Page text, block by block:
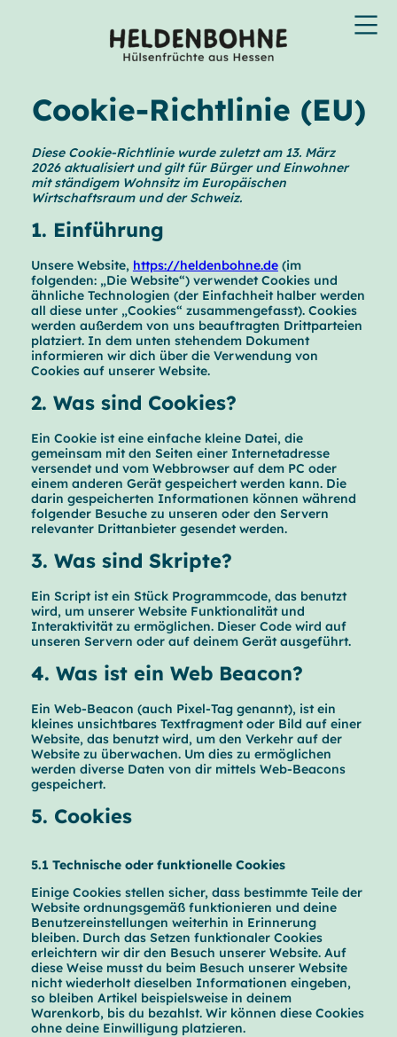
Cookie-Richtlinie (EU)
Diese Cookie-Richtlinie wurde zuletzt am 13. März
2026 aktualisiert und gilt für Bürger und Einwohner
mit ständigem Wohnsitz im Europäischen
Wirtschaftsraum und der Schweiz.
1. Einführung
Unsere Website, https://heldenbohne.de(im
folgenden: „Die Website“) verwendet Cookies und
ähnliche Technologien (der Einfachheit halber werden
all diese unter „Cookies“ zusammengefasst). Cookies
werden außerdem von uns beauftragten Drittparteien
platziert. In dem unten stehendem Dokument
informieren wir dich über die Verwendung von
Cookies auf unserer Website.
2. Was sind Cookies?
Ein Cookie ist eine einfache kleine Datei, die
gemeinsam mit den Seiten einer Internetadresse
versendet und vom Webbrowser auf dem PC oder
einem anderen Gerät gespeichert werden kann. Die
darin gespeicherten Informationen können während
folgender Besuche zu unseren oder den Servern
relevanter Drittanbieter gesendet werden.
3. Was sind Skripte?
Ein Script ist ein Stück Programmcode, das benutzt
wird, um unserer Website Funktionalität und
Interaktivität zu ermöglichen. Dieser Code wird auf
unseren Servern oder auf deinem Gerät ausgeführt.
4. Was ist ein Web Beacon?
Ein Web-Beacon (auch Pixel-Tag genannt), ist ein
kleines unsichtbares Textfragment oder Bild auf einer
Website, das benutzt wird, um den Verkehr auf der
Website zu überwachen. Um dies zu ermöglichen
werden diverse Daten von dir mittels Web-Beacons
gespeichert.
5. Cookies
5.1 Technische oder funktionelle Cookies
Einige Cookies stellen sicher, dass bestimmte Teile der
Website ordnungsgemäß funktionieren und deine
Benutzereinstellungen weiterhin in Erinnerung
bleiben. Durch das Setzen funktionaler Cookies
erleichtern wir dir den Besuch unserer Website. Auf
diese Weise musst du beim Besuch unserer Website
nicht wiederholt dieselben Informationen eingeben,
so bleiben Artikel beispielsweise in deinem
Warenkorb, bis du bezahlst. Wir können diese Cookies
ohne deine Einwilligung platzieren.